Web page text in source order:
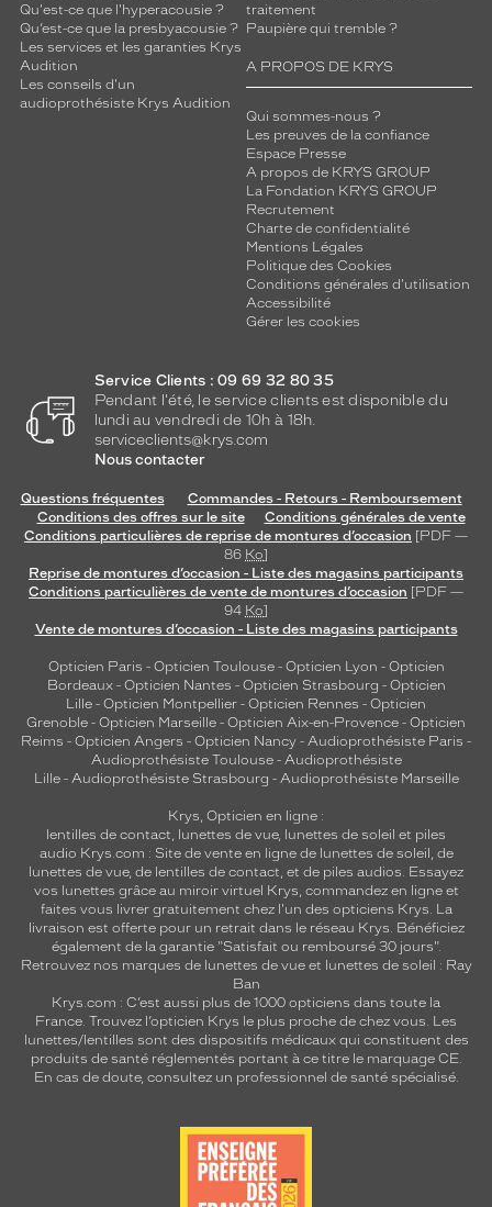
Qu'est-ce que l'hyperacousie ?
Qu’est-ce que la presbyacousie ?
Les services et les garanties Krys
Audition
Les conseils d'un
audioprothésiste Krys Audition
traitement
Paupière qui tremble ?
A PROPOS DE KRYS
Qui sommes-nous ?
Les preuves de la confiance
Espace Presse
A propos de KRYS GROUP
La Fondation KRYS GROUP
Recrutement
Charte de confidentialité
Mentions Légales
Politique des Cookies
Conditions générales d'utilisation
Accessibilité
Gérer les cookies
Service Clients : 09 69 32 80 35
Pendant l'été, le service clients est disponible du
lundi au vendredi de 10h à 18h.
serviceclients@krys.com
Nous contacter
Questions fréquentes
Commandes - Retours - Remboursement
Conditions des offres sur le site
Conditions générales de vente
Conditions particulières de reprise de montures d’occasion [PDF —
86 Ko]
Reprise de montures d’occasion - Liste des magasins participants
Conditions particulières de vente de montures d’occasion [PDF —
94 Ko]
Vente de montures d’occasion - Liste des magasins participants
Opticien Paris - Opticien Toulouse- Opticien Lyon - Opticien
Bordeaux- Opticien Nantes - Opticien Strasbourg - Opticien
Lille - Opticien Montpellier - Opticien Rennes - Opticien
Grenoble - Opticien Marseille - Opticien Aix-en-Provence - Opticien
Reims - Opticien Angers - Opticien Nancy - Audioprothésiste Paris -
Audioprothésiste Toulouse- Audioprothésiste
Lille- Audioprothésiste Strasbourg - Audioprothésiste Marseille
Krys, Opticien en ligne :
lentilles de contact lunettes de vue, lunettes de soleil et piles
audio Krys.com : Site de vente en ligne de lunettes de soleil, de
lunettes de vue, de lentilles de contact , et de piles audios. Essayez
vos lunettes grâce au miroir virtuel Krys, commandez en ligne et
faites vous livrer gratuitement chez l'un des opticiens Krys. La
livraison est offerte pour un retrait dans le réseau Krys. Bénéficiez
également de la garantie "Satisfait ou remboursé 30 jours".
Retrouvez nos marques de lunettes de vue et lunettes de soleil : Ray
Ban
Krys.com : C’est aussi plus de 1000 opticiens dans toute la
France. Trouvez l’opticien Krys le plus proche de chez vous . Les
lunettes/lentilles sont des dispositifs médicaux qui constituent des
produits de santé réglementés portant à ce titre le marquage CE.
En cas de doute, consultez un professionnel de santé spécialisé.